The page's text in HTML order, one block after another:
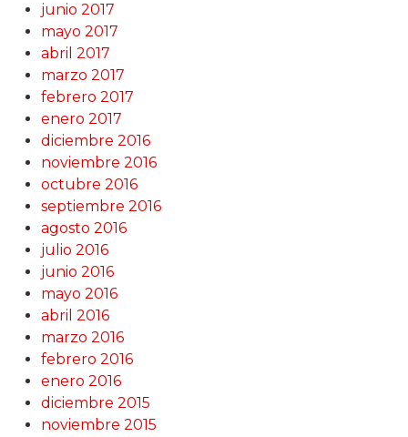
junio 2017
mayo 2017
abril 2017
marzo 2017
febrero 2017
enero 2017
diciembre 2016
noviembre 2016
octubre 2016
septiembre 2016
agosto 2016
julio 2016
junio 2016
mayo 2016
abril 2016
marzo 2016
febrero 2016
enero 2016
diciembre 2015
noviembre 2015